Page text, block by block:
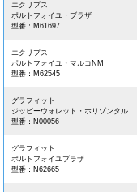
エクリプス
ポルトフォイユ・ブラザ
型番：M61697
エクリプス
ポルトフォイユ・マルコNM
型番：M62545
グラフィット
ジッピーウォレット・ホリゾンタル
型番：N00056
グラフィット
ポルトフォイユブラザ
型番：N62665